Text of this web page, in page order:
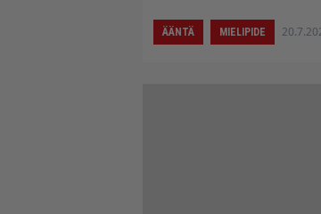
ÄÄNTÄ MIELIPIDE